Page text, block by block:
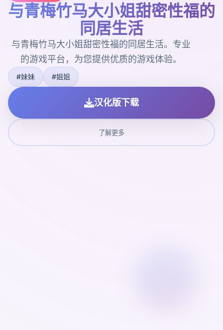
与青梅竹马大小姐甜密性福的
同居生活
与青梅竹马大小姐甜密性福的同居生活。专业
的游戏平台，为您提供优质的游戏体验。
#妹妹 #姐姐
汉化版下载
了解更多